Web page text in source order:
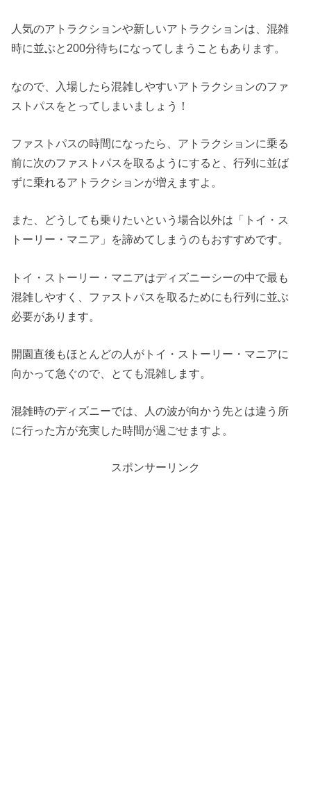
人気のアトラクションや新しいアトラクションは、混雑
時に並ぶと200分待ちになってしまうこともあります。
なので、入場したら混雑しやすいアトラクションのファ
ストパスをとってしまいましょう！
ファストパスの時間になったら、アトラクションに乗る
前に次のファストパスを取るようにすると、行列に並ば
ずに乗れるアトラクションが増えますよ。
また、どうしても乗りたいという場合以外は「トイ・ス
トーリー・マニア」を諦めてしまうのもおすすめです。
トイ・ストーリー・マニアはディズニーシーの中で最も
混雑しやすく、ファストパスを取るためにも行列に並ぶ
必要があります。
開園直後もほとんどの人がトイ・ストーリー・マニアに
向かって急ぐので、とても混雑します。
混雑時のディズニーでは、人の波が向かう先とは違う所
に行った方が充実した時間が過ごせますよ。
スポンサーリンク